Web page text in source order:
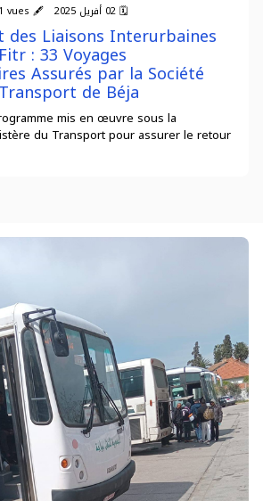
🗓 02 أفريل 2025 🖋 anouarsgaier 👁 4521 vues
des Liaisons Interurbaines
: 33 Voyages
Assurés par la Société
de Béja
mis en œuvre sous la
du Transport pour assurer le retour